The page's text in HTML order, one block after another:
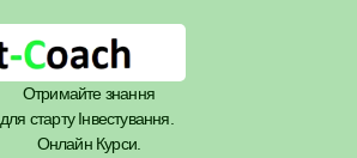
Отримайте знання
для старту Інвестування.
Онлайн Курси.